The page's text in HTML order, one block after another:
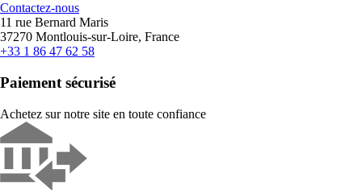
Contactez-nous
11 rue Bernard Maris
37270 Montlouis-sur-Loire, France
+33 1 86 47 62 58
Paiement sécurisé
Achetez sur notre site en toute confiance